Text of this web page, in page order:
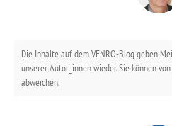
Die Inhalte auf dem VENRO-Blog geben
unserer Autor_innen wieder. Sie können
abweichen.